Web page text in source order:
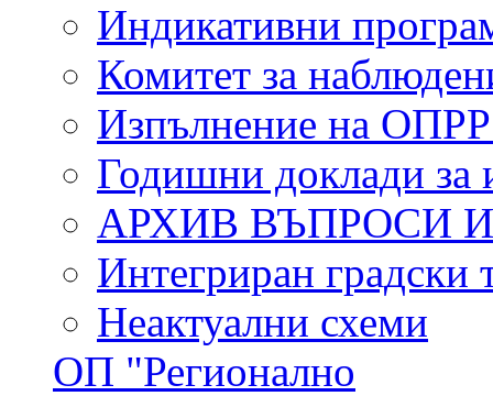
Индикативни
Комитет за
Изпълнение на
Годишни доклади за
АРХИВ ВЪПРОСИ
Интегриран градски
Неактуални схеми
ОП "Регионално